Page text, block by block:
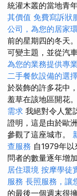
統灌木叢的當地青
其價值 免費寫訴狀
公司，為您的居家
前的星期四的冬天。
可變主題，並從汽
為您的業務提供專
二手餐飲設備的選
於裝飾的許多花中
羞草在該地區開花。
需求 我絕對令人驚
證明，這是由於歐
參觀了這座城市。
查服務 自1979年
問者的數量逐年增
居住環境 按摩學徒
服務 長照服務，讓
的最後一個週末很